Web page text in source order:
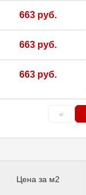
663 руб.
663 руб.
663 руб.
«
Цена за м2